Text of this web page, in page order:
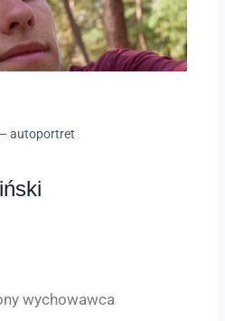
autoportret
wychowawca